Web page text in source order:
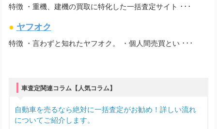
特徴 ・重機、建機の買取に特化した一括査定サイト ･･･
● ヤフオク
特徴 ・言わずと知れたヤフオク。 ・個人間売買とい ･･･
車査定関連コラム【人気コラム】
自動車を売るなら絶対に一括査定がお勧め！詳しい流れ
についてご紹介します。